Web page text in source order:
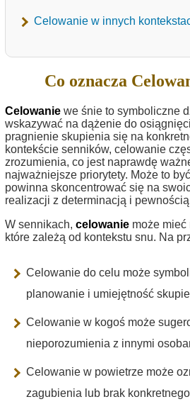
Celowanie w innych
Co oznacza
Celowanie we śnie to symboliczne
wskazywać na dążenie do
pragnienie skupienia się na
kontekście senników, celowanie
zrozumienia, co jest naprawdę
najważniejsze priorytety. Może to
powinna skoncentrować się na
realizacji z determinacją i
W sennikach, celowanie może mieć
które zależą od kontekstu snu. Na
Celowanie do celu może
planowanie i umiejętność
Celowanie w kogoś może
nieporozumienia z innymi
Celowanie w powietrze może
zagubienia lub brak